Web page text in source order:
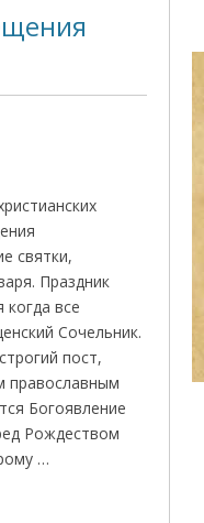
святки,
Праздник
когда все
Сочельник.
пост,
православным
Богоявление
Рождеством
…